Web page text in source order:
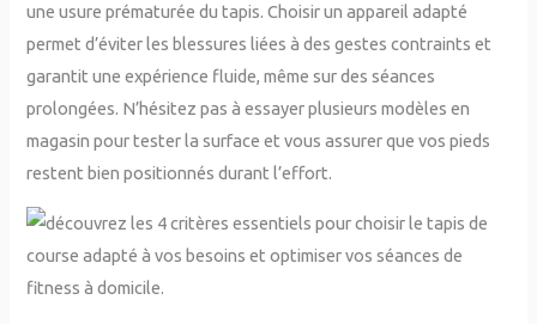
une usure prématurée du tapis. Choisir un appareil adapté
permet d’éviter les blessures liées à des gestes contraints et
garantit une expérience fluide, même sur des séances
prolongées. N’hésitez pas à essayer plusieurs modèles en
magasin pour tester la surface et vous assurer que vos pieds
restent bien positionnés durant l’effort.